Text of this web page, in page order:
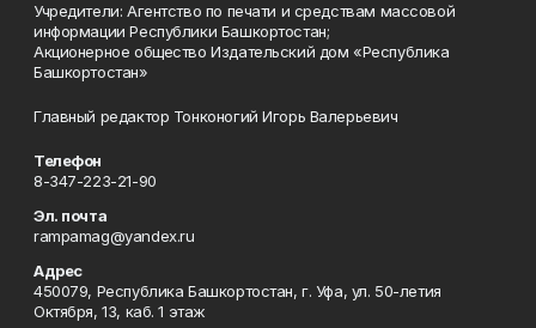
Учредители: Агентство по печати и средствам массовой
информации Республики Башкортостан;
Акционерное общество Издательский дом «Республика
Башкортостан»
Главный редактор Тонконогий Игорь Валерьевич
Телефон
8-347-223-21-90
Эл. почта
rampamag@yandex.ru
Адрес
450079, Республика Башкортостан, г. Уфа, ул. 50-летия
Октября, 13, каб. 1 этаж